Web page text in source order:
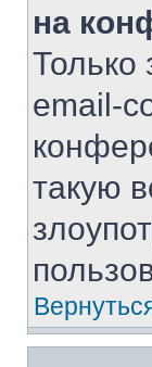
на
Только
email-
такую